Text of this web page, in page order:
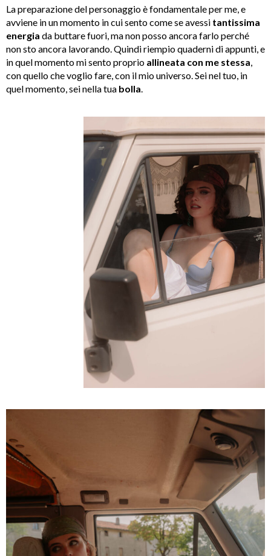
La preparazione del personaggio è fondamentale per me, e
avviene in un momento in cui sento come se avessi tantissima
energia da buttare fuori, ma non posso ancora farlo perché
non sto ancora lavorando. Quindi riempio quaderni di appunti, e
in quel momento mi sento proprio allineata con me stessa
con quello che voglio fare, con il mio universo. Sei nel tuo, in
quel momento, sei nella tua bolla